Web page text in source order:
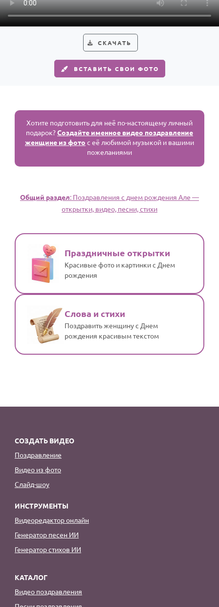
СКАЧАТЬ
ВСТАВИТЬ СВОИ ФОТО
Хотите подготовить для неё по-настоящему личный
подарок?Создайте именное видео поздравление
женщине из фото с её любимой музыкой и вашими
пожеланиями
Общий раздел: Поздравления с днем рождения Але —
открытки, видео, песни, стихи
Праздничные открытки
Красивые фото и картинки с Днем
рождения
Слова и стихи
Поздравить женщину с Днем
рождения красивым текстом
СОЗДАТЬ ВИДЕО
Поздравление
Видео из фото
Слайд-шоу
ИНСТРУМЕНТЫ
Видеоредактор онлайн
Генератор песен ИИ
Генератор стихов ИИ
КАТАЛОГ
Видео поздравления